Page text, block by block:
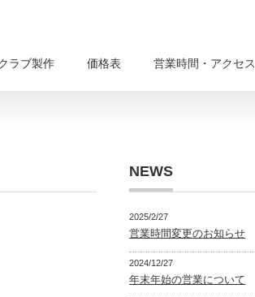
ラブ製作 価格表 営業時間・アクセス
NEWS
2025/2/27
営業時間変更のお知らせ
2024/12/27
年末年始の営業について